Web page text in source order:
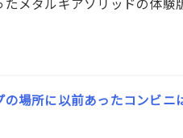
場所に以前あったコンビニ